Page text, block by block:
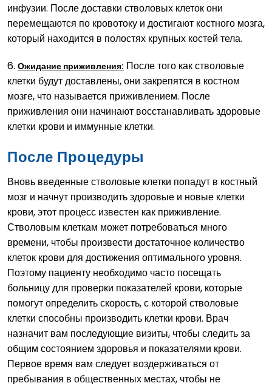
инфузии. После доставки стволовых клеток они
перемещаются по кровотоку и достигают костного мозга,
который находится в полостях крупных костей тела.
6. Ожидание приживления: После того как стволовые
клетки будут доставлены, они закрепятся в костном
мозге, что называется приживлением. После
приживления они начинают восстанавливать здоровые
клетки крови и иммунные клетки.
После Процедуры
Вновь введенные стволовые клетки попадут в костный
мозг и начнут производить здоровые и новые клетки
крови, этот процесс известен как приживление.
Стволовым клеткам может потребоваться много
времени, чтобы произвести достаточное количество
клеток крови для достижения оптимального уровня.
Поэтому пациенту необходимо часто посещать
больницу для проверки показателей крови, которые
помогут определить скорость, с которой стволовые
клетки способны производить клетки крови. Врач
назначит вам последующие визиты, чтобы следить за
общим состоянием здоровья и показателями крови.
Первое время вам следует воздерживаться от
пребывания в общественных местах, чтобы не